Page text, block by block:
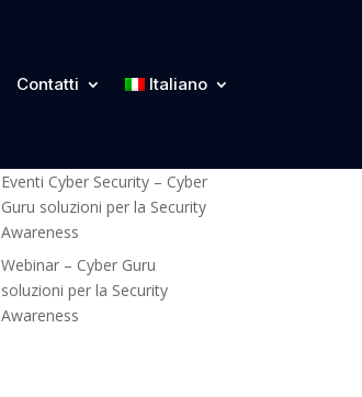
Contatti Italiano
Categorie
Eventi Cyber Security – Cyber
Guru soluzioni per la Security
Awareness
Webinar – Cyber Guru
soluzioni per la Security
Awareness